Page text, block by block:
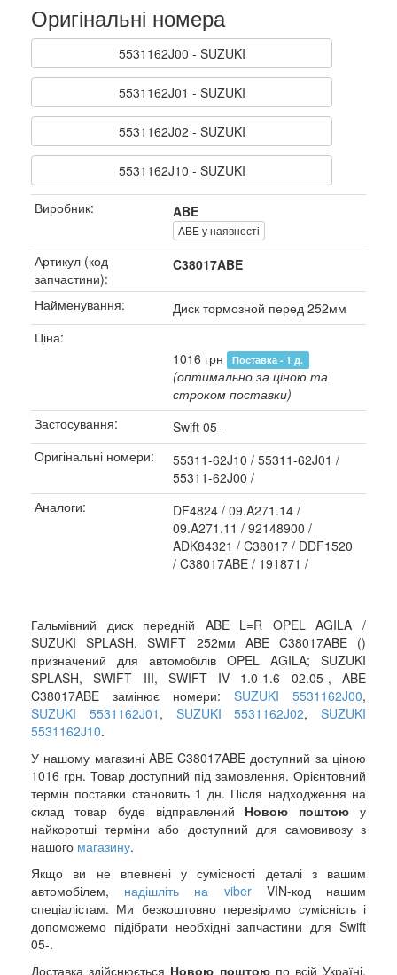
Оригінальні номера
5531162J00 - SUZUKI
5531162J01 - SUZUKI
5531162J02 - SUZUKI
5531162J10 - SUZUKI
Виробник: ABE
ABE у наявності
Артикул (код
запчастини):
C38017ABE
Найменування:
Диск тормозной перед 252мм
Ціна:
1016 грн
Поставка - 1 д.
(оптимально за ціною та
строком поставки)
Застосування:
Swift 05-
Оригінальні номери:
55311-62J10 / 55311-62J01 /
55311-62J00 /
Аналоги:
DF4824 / 09.A271.14 /
09.A271.11 / 92148900 /
ADK84321 / C38017 / DDF1520
/ C38017ABE / 191871 /
Гальмівний диск передній ABE L=R OPEL AGILA /
SUZUKI SPLASH, SWIFT 252мм ABE C38017ABE ()
призначений для автомобілів OPEL AGILA; SUZUKI
SPLASH, SWIFT III, SWIFT IV 1.0-1.6 02.05-, ABE
C38017ABE замінює номери: SUZUKI 5531162J00,
SUZUKI 5531162J01 , SUZUKI 5531162J02, SUZUKI
5531162J10.
У нашому магазині ABE C38017ABE доступний за ціною
1016 грн. Товар доступний під замовлення. Орієнтовний
термін поставки становить 1 дн. Після надходження на
склад товар буде відправлений Новою поштою у
найкоротші терміни або доступний для самовивозу з
нашого магазину.
Якщо ви не впевнені у сумісності деталі з вашим
автомобілем, надішліть на viberVIN-код нашим
спеціалістам. Ми безкоштовно перевіримо сумісність і
допоможемо підібрати необхідні запчастини для Swift
05-.
Доставка здійснюється Новою поштоюпо всій Україні.